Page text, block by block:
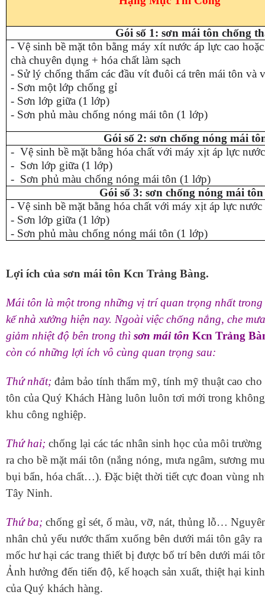
Gói số 1: sơn mái tôn chống
- Vệ sinh bề mặt tôn bằng máy xít nước áp lực cao
chà chuyên dụng + hóa chất làm sạch
- Sử lý chống thấm các đầu vít đuôi cá trên mái tôn và
- Sơn một lớp chống gỉ
- Sơn lớp giữa (1 lớp)
- Sơn phủ màu chống nóng mái tôn (1 lớp)
Gói số 2: sơn chống nóng mái
- Vệ sinh bề mặt bằng hóa chất với máy xịt áp lực nước
- Sơn lớp giữa (1 lớp)
- Sơn phủ màu chống nóng mái tôn (1 lớp)
Gói số 3: sơn chống nóng mái tôn
- Vệ sinh bề mặt bằng hóa chất với máy xịt áp lực nước
- Sơn lớp giữa (1 lớp)
- Sơn phủ màu chống nóng mái tôn (1 lớp)
Lợi ích của sơn mái tôn Kcn Trảng Bàng.
Mái tôn là một trong những vị trí quan trọng nhất trong
kế nhà xưởng hiện nay. Ngoài việc chống nắng, che
giảm nhiệt độ bên trong thì sơn mái tôn Kcn Trảng
còn có những lợi ích vô cùng quan trọng sau:
Thứ nhất; đảm bảo tính thẩm mỹ, tính mỹ thuật cao cho
tôn của Quý Khách Hàng luôn luôn tơi mới trong
khu công nghiệp.
Thứ hai; chống lại các tác nhân sinh học của môi trường
ra cho bề mặt mái tôn (nắng nóng, mưa ngâm, sương
bụi bẩn, hóa chất…). Đặc biệt thời tiết cực đoan vùng
Tây Ninh.
Thứ ba; chống gỉ sét, ố màu, vỡ, nát, thủng lỗ…
nhân chủ yếu nước thấm xuống bên dưới mái tôn gây ra
mốc hư hại các trang thiết bị được bố trí bên dưới mái
Ảnh hưởng đến tiến độ, kế hoạch sản xuất, thiệt hại
của Quý khách hàng.